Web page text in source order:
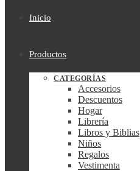
Inicio
Productos
CATEGORÍAS
Accesorios
Descuentos
Hogar
Librería
Libros y Biblias
Niños
Regalos
Vestimenta